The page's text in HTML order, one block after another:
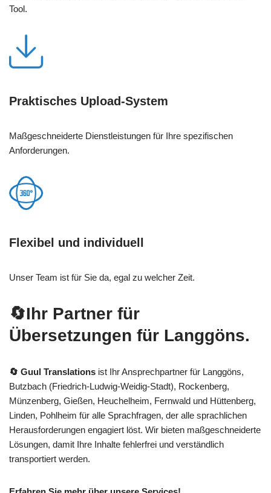
Tool.
Praktisches Upload-System
Maßgeschneiderte Dienstleistungen für Ihre spezifischen
Anforderungen.
Flexibel und individuell
Unser Team ist für Sie da, egal zu welcher Zeit.
🔄Ihr Partner für
Übersetzungen für Langgöns.
🔄 Guul Translations ist Ihr Ansprechpartner für Langgöns,
Butzbach (Friedrich-Ludwig-Weidig-Stadt), Rockenberg,
Münzenberg, Gießen, Heuchelheim, Fernwald und Hüttenberg,
Linden, Pohlheim für alle Sprachfragen, der alle sprachlichen
Herausforderungen engagiert löst. Wir bieten maßgeschneiderte
Lösungen, damit Ihre Inhalte fehlerfrei und verständlich
transportiert werden.